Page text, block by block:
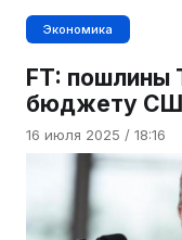
Экономика
FT: пошлины
бюджету
16 июля 2025 / 18:16